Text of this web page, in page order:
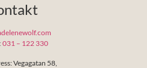
031 – 122 330
Vegagatan 58,